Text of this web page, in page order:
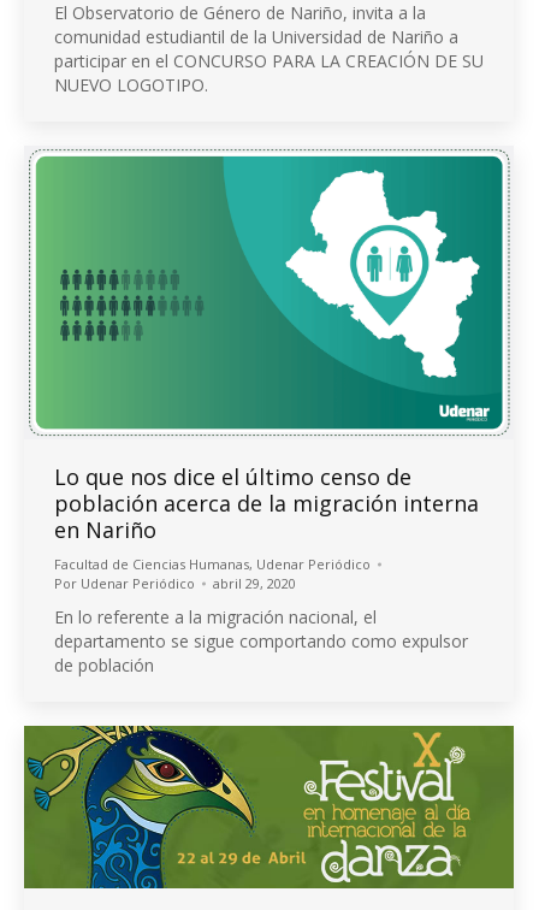
El Observatorio de Género de Nariño, invita a la
comunidad estudiantil de la Universidad de Nariño a
participar en el CONCURSO PARA LA CREACIÓN DE SU
NUEVO LOGOTIPO.
Lo que nos dice el último censo de
población acerca de la migración interna
en Nariño
Facultad de Ciencias Humanas, Udenar Periódico
Por Udenar Periódico abril 29, 2020
En lo referente a la migración nacional, el
departamento se sigue comportando como expulsor
de población